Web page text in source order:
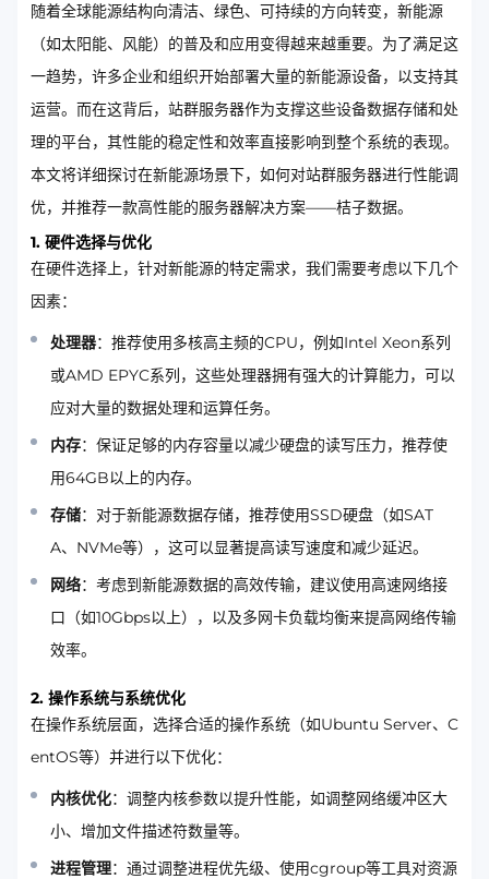
随着全球能源结构向清洁、绿色、可持续的方向转变，新能源
（如太阳能、风能）的普及和应用变得越来越重要。为了满足这
一趋势，许多企业和组织开始部署大量的新能源设备，以支持其
运营。而在这背后，站群服务器作为支撑这些设备数据存储和处
理的平台，其性能的稳定性和效率直接影响到整个系统的表现。
本文将详细探讨在新能源场景下，如何对站群服务器进行性能调
优，并推荐一款高性能的服务器解决方案——桔子数据。
1. 硬件选择与优化
在硬件选择上，针对新能源的特定需求，我们需要考虑以下几个
因素：
处理器：推荐使用多核高主频的CPU，例如Intel Xeon系列
或AMD EPYC系列，这些处理器拥有强大的计算能力，可以
应对大量的数据处理和运算任务。
内存：保证足够的内存容量以减少硬盘的读写压力，推荐使
用64GB以上的内存。
存储：对于新能源数据存储，推荐使用SSD硬盘（如SAT
A、NVMe等），这可以显著提高读写速度和减少延迟。
网络：考虑到新能源数据的高效传输，建议使用高速网络接
口（如10Gbps以上），以及多网卡负载均衡来提高网络传输
效率。
2. 操作系统与系统优化
在操作系统层面，选择合适的操作系统（如Ubuntu Server、C
entOS等）并进行以下优化：
内核优化：调整内核参数以提升性能，如调整网络缓冲区大
小、增加文件描述符数量等。
进程管理：通过调整进程优先级、使用cgroup等工具对资源